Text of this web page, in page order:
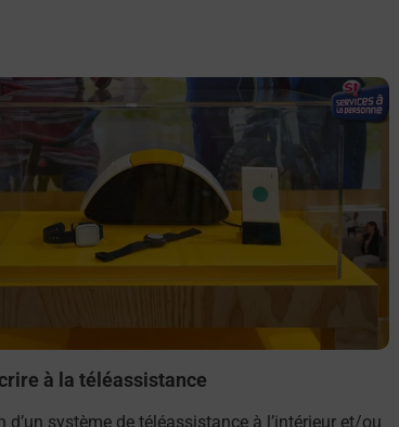
plus
à la téléassistance
d’un système de téléassistance à l’intérieur et/ou